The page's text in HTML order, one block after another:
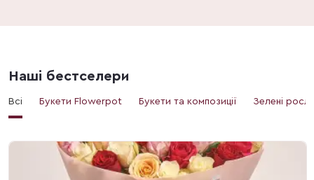
Наші бестселери
Всі Букети Flowerpot Букети та композиції Зелені